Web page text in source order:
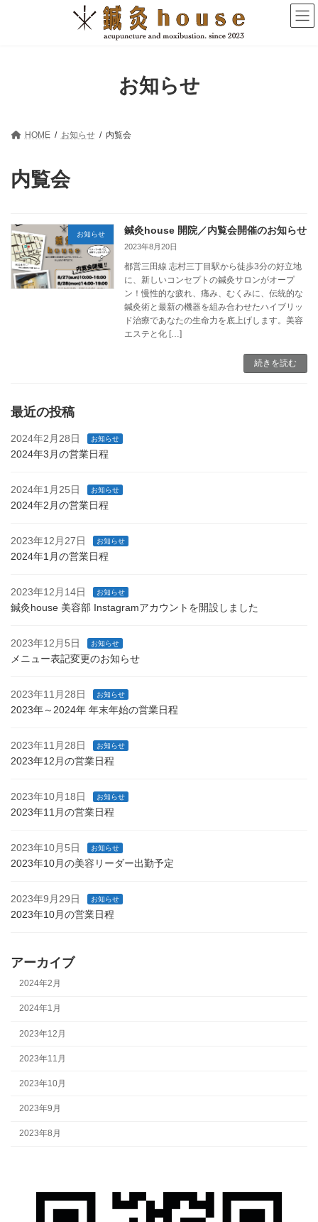
お知らせ
HOME お知らせ 内覧会
内覧会
お知らせ 鍼灸house 開院／内覧会開催のお知らせ
2023年8月20日
都営三田線 志村三丁目駅から徒歩3分の好立地
に、新しいコンセプトの鍼灸サロンがオープ
ン！慢性的な疲れ、痛み、むくみに、伝統的な
鍼灸術と最新の機器を組み合わせたハイブリッ
ド治療であなたの生命力を底上げします。美容
エステと化 […]
続きを読む
最近の投稿
2024年2月28日 お知らせ
2024年3月の営業日程
2024年1月25日 お知らせ
2024年2月の営業日程
2023年12月27日 お知らせ
2024年1月の営業日程
2023年12月14日 お知らせ
鍼灸house 美容部 Instagramアカウントを開設しました
2023年12月5日 お知らせ
メニュー表記変更のお知らせ
2023年11月28日 お知らせ
2023年～2024年 年末年始の営業日程
2023年11月28日 お知らせ
2023年12月の営業日程
2023年10月18日 お知らせ
2023年11月の営業日程
2023年10月5日 お知らせ
2023年10月の美容リーダー出勤予定
2023年9月29日 お知らせ
2023年10月の営業日程
アーカイブ
2024年2月
2024年1月
2023年12月
2023年11月
2023年10月
2023年9月
2023年8月